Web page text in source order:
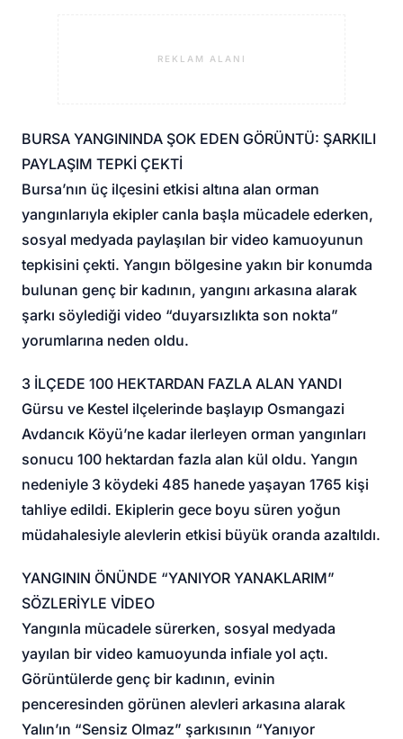
REKLAM ALANI
BURSA YANGININDA ŞOK EDEN GÖRÜNTÜ: ŞARKILI
PAYLAŞIM TEPKİ ÇEKTİ
Bursa’nın üç ilçesini etkisi altına alan orman
yangınlarıyla ekipler canla başla mücadele ederken,
sosyal medyada paylaşılan bir video kamuoyunun
tepkisini çekti. Yangın bölgesine yakın bir konumda
bulunan genç bir kadının, yangını arkasına alarak
şarkı söylediği video “duyarsızlıkta son nokta”
yorumlarına neden oldu.
3 İLÇEDE 100 HEKTARDAN FAZLA ALAN YANDI
Gürsu ve Kestel ilçelerinde başlayıp Osmangazi
Avdancık Köyü’ne kadar ilerleyen orman yangınları
sonucu 100 hektardan fazla alan kül oldu. Yangın
nedeniyle 3 köydeki 485 hanede yaşayan 1765 kişi
tahliye edildi. Ekiplerin gece boyu süren yoğun
müdahalesiyle alevlerin etkisi büyük oranda azaltıldı.
YANGININ ÖNÜNDE “YANIYOR YANAKLARIM”
SÖZLERİYLE VİDEO
Yangınla mücadele sürerken, sosyal medyada
yayılan bir video kamuoyunda infiale yol açtı.
Görüntülerde genç bir kadının, evinin
penceresinden görünen alevleri arkasına alarak
Yalın’ın “Sensiz Olmaz” şarkısının “Yanıyor